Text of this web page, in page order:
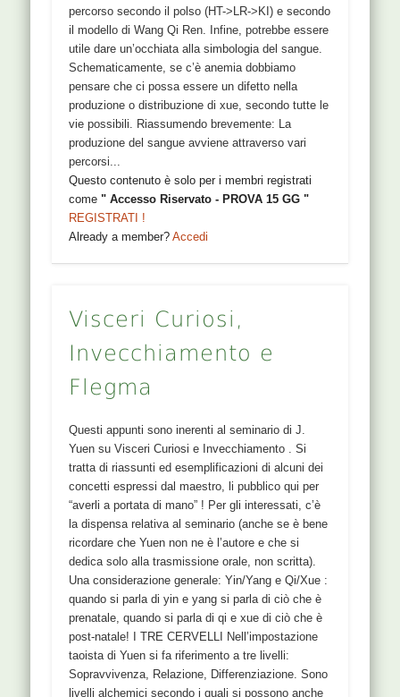
percorso secondo il polso (HT->LR->KI) e secondo
il modello di Wang Qi Ren. Infine, potrebbe essere
utile dare un’occhiata alla simbologia del sangue.
Schematicamente, se c’è anemia dobbiamo
pensare che ci possa essere un difetto nella
produzione o distribuzione di xue, secondo tutte le
vie possibili. Riassumendo brevemente: La
produzione del sangue avviene attraverso vari
percorsi...
Questo contenuto è solo per i membri registrati
come" Accesso Riservato - PROVA 15 GG "
REGISTRATI !
Already a member?Accedi
Visceri Curiosi,
Invecchiamento e
Flegma
Questi appunti sono inerenti al seminario di J.
Yuen su Visceri Curiosi e Invecchiamento . Si
tratta di riassunti ed esemplificazioni di alcuni dei
concetti espressi dal maestro, li pubblico qui per
“averli a portata di mano” ! Per gli interessati, c’è
la dispensa relativa al seminario (anche se è bene
ricordare che Yuen non ne è l’autore e che si
dedica solo alla trasmissione orale, non scritta).
Una considerazione generale: Yin/Yang e Qi/Xue :
quando si parla di yin e yang si parla di ciò che è
prenatale, quando si parla di qi e xue di ciò che è
post-natale! I TRE CERVELLI Nell’impostazione
taoista di Yuen si fa riferimento a tre livelli:
Sopravvivenza, Relazione, Differenziazione. Sono
livelli alchemici secondo i quali si possono anche